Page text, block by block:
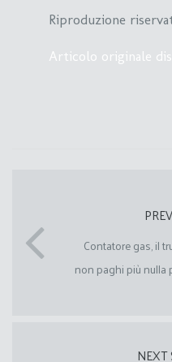
Riproduzione
Articolo originale
Contatore gas, il
non paghi più nulla
NEXT